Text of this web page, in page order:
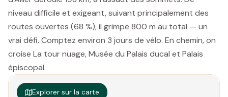
niveau difficile et exigeant, suivant principalement des
routes ouvertes (68 %), il grimpe 800 m au total — un
vrai défi. Comptez environ 3 jours de vélo. En chemin, on
croise La tour nuage, Musée du Palais ducal et Palais
épiscopal.
Explorer sur la carte